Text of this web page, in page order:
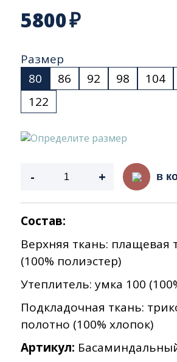
5800₽
Размер
80
86 92 98 104
122
Определите размер
- + в
Состав:
Верхняя ткань: плащевая
(100% полиэстер)
Утеплитель: умка 100
Подкладочная ткань:
полотно (100% хлопок)
Артикул: